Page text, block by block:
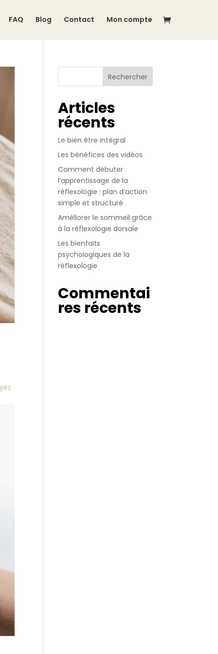
FAQ Blog Contact Mon compte
Articles
récents
Le bien être intégral
Les bénéfices des vidéos
Comment débuter
l’apprentissage de la
réflexologie : plan d’action
simple et structuré
Améliorer le sommeil grâce
à la réflexologie dorsale
Les bienfaits
psychologiques de la
réflexologie
Commentai
res récents